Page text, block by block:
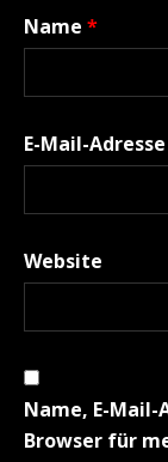
Name *
E-Mail-Adresse
Website
Name, E-Mail-
Browser für